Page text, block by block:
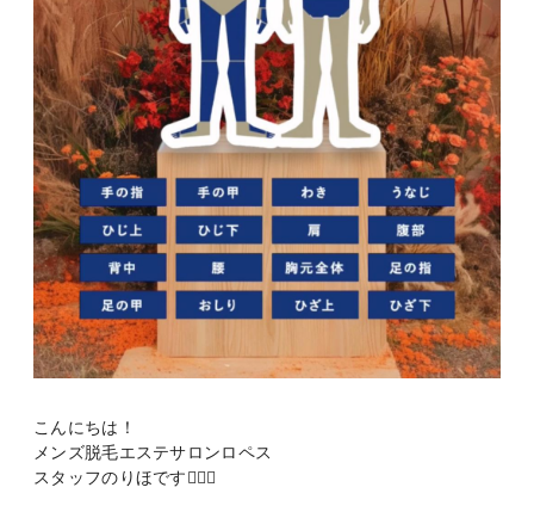
こんにちは！
メンズ脱毛エステサロンロペス
スタッフのりほです👩🏻‍⚕️